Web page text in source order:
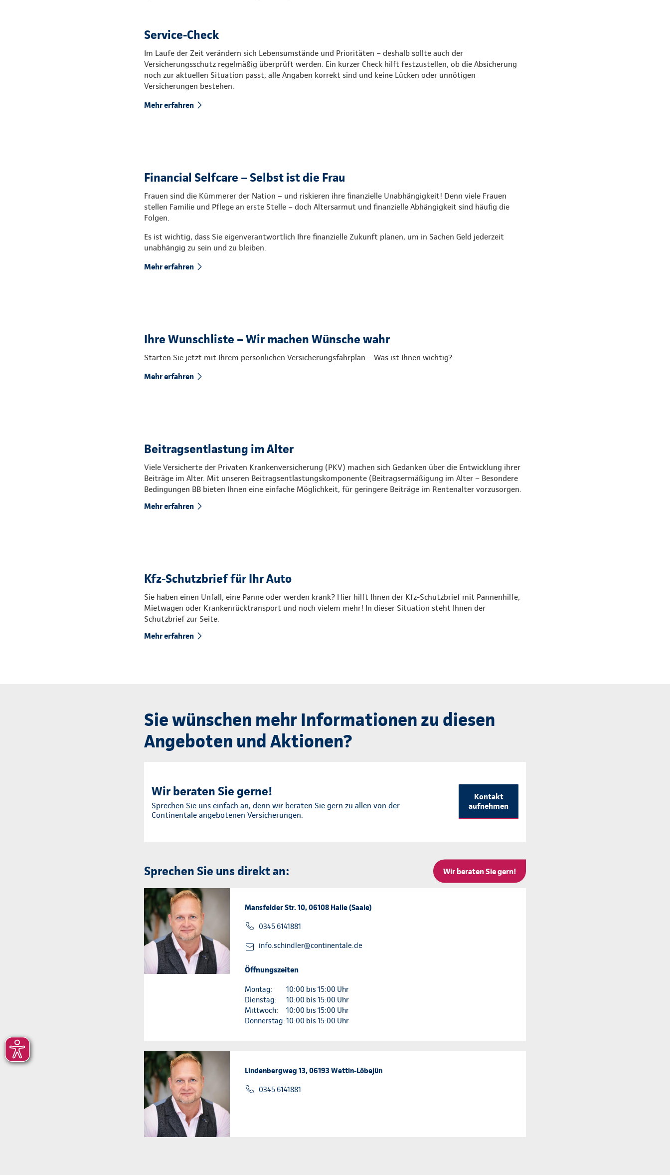
Service-Check
Im Laufe der Zeit verändern sich Lebensumstände und Prioritäten – deshalb sollte auch der
Versicherungsschutz regelmäßig überprüft werden. Ein kurzer Check hilft festzustellen, ob die Absicherung
noch zur aktuellen Situation passt, alle Angaben korrekt sind und keine Lücken oder unnötigen
Versicherungen bestehen.
Mehr erfahren
Financial Selfcare – Selbst ist die Frau
Frauen sind die Kümmerer der Nation – und riskieren ihre finanzielle Unabhängigkeit! Denn viele Frauen
stellen Familie und Pflege an erste Stelle – doch Altersarmut und finanzielle Abhängigkeit sind häufig die
Folgen.
Es ist wichtig, dass Sie eigenverantwortlich Ihre finanzielle Zukunft planen, um in Sachen Geld jederzeit
unabhängig zu sein und zu bleiben.
Mehr erfahren
Ihre Wunschliste – Wir machen Wünsche wahr
Starten Sie jetzt mit Ihrem persönlichen Versicherungsfahrplan – Was ist Ihnen wichtig?
Mehr erfahren
Beitragsentlastung im Alter
Viele Versicherte der Privaten Krankenversicherung (PKV) machen sich Gedanken über die Entwicklung ihrer
Beiträge im Alter. Mit unseren Beitragsentlastungskomponente (Beitragsermäßigung im Alter – Besondere
Bedingungen BB bieten Ihnen eine einfache Möglichkeit, für geringere Beiträge im Rentenalter vorzusorgen.
Mehr erfahren
Kfz-Schutzbrief für Ihr Auto
Sie haben einen Unfall, eine Panne oder werden krank? Hier hilft Ihnen der Kfz-Schutzbrief mit Pannenhilfe,
Mietwagen oder Krankenrücktransport und noch vielem mehr! In dieser Situation steht Ihnen der
Schutzbrief zur Seite.
Mehr erfahren
Sie wünschen mehr Informationen zu diesen
Angeboten und Aktionen?
Wir beraten Sie gerne!
Sprechen Sie uns einfach an, denn wir beraten Sie gern zu allen von der
Continentale angebotenen Versicherungen.
Kontakt
aufnehmen
Sprechen Sie uns direkt an: Wir beraten Sie gern!
Mansfelder Str. 10, 06108 Halle (Saale)
0345 6141881
info.schindler@continentale.de
Öffnungszeiten
Montag:
10:00 bis 15:00 Uhr
Dienstag:
10:00 bis 15:00 Uhr
Mittwoch:
10:00 bis 15:00 Uhr
Donnerstag:10:00 bis 15:00 Uhr
Lindenbergweg 13, 06193 Wettin-Löbejün
0345 6141881